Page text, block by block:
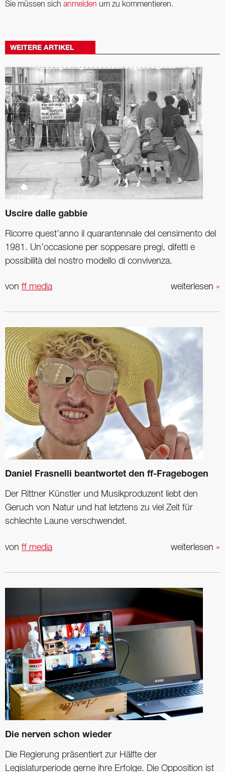
Sie müssen sich anmelden um zu kommentieren.
WEITERE ARTIKEL
Uscire dalle gabbie
Ricorre quest’anno il quarantennale del censimento del
1981. Un’occasione per soppesare pregi, difetti e
possibilità del nostro modello di convivenza.
weiterlesen »
von ff media
Daniel Frasnelli beantwortet den ff-Fragebogen
Der Rittner Künstler und Musik­produzent liebt den
Geruch von Natur und hat ­letztens zu viel Zeit für
schlechte Laune verschwendet.
weiterlesen »
von ff media
Die nerven schon wieder
Die Regierung präsentiert zur Hälfte der
Legislaturperiode gerne ihre Erfolge. Die Opposition ist